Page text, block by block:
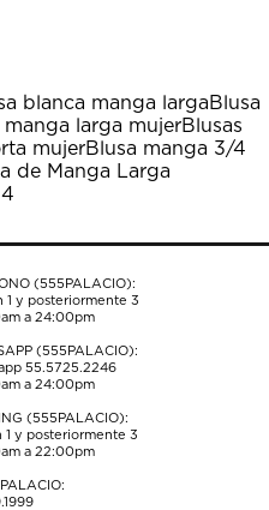
blanca manga largaBlusa
manga larga mujerBlusas
mujerBlusa manga 3/4
de Manga Larga
(555PALACIO):
1 y posteriormente 3
a 24:00pm
(555PALACIO):
55.5725.2246
a 24:00pm
(555PALACIO):
y posteriormente 3
a 22:00pm